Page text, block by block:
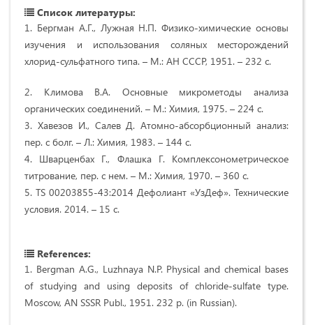
Список литературы:
1. Бергман А.Г., Лужная Н.П. Физико-химические основы
изучения и использования соляных месторождений
хлорид-сульфатного типа. – М.: АН СССР, 1951. – 232 с.
2. Климова В.А. Основные микрометоды анализа
органических соединений. – М.: Химия, 1975. – 224 с.
3. Хавезов И., Салев Д. Атомно-абсорбционный анализ:
пер. с болг. – Л.: Химия, 1983. – 144 с.
4. Шварценбах Г., Флашка Г. Комплексонометрическое
титрование, пер. с нем. – М.: Химия, 1970. – 360 с.
5. TS 00203855-43:2014 Дефолиант «УзДеф». Технические
условия. 2014. – 15 с.
References:
1. Bergman A.G., Luzhnaya N.P. Physical and chemical bases
of studying and using deposits of chloride-sulfate type.
Moscow, AN SSSR Publ., 1951. 232 p. (in Russian).